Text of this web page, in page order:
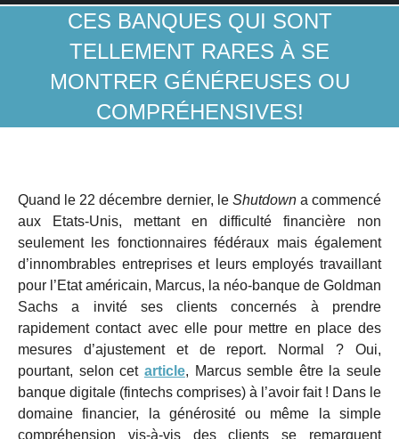
CES BANQUES QUI SONT
TELLEMENT RARES À SE
MONTRER GÉNÉREUSES OU
COMPRÉHENSIVES!
Quand le 22 décembre dernier, le Shutdowna commencé
aux Etats-Unis, mettant en difficulté financière non
seulement les fonctionnaires fédéraux mais également
d’innombrables entreprises et leurs employés travaillant
pour l’Etat américain, Marcus, la néo-banque de Goldman
Sachs a invité ses clients concernés à prendre
rapidement contact avec elle pour mettre en place des
mesures d’ajustement et de report. Normal ? Oui,
pourtant, selon cet article, Marcus semble être la seule
banque digitale (fintechs comprises) à l’avoir fait ! Dans le
domaine financier, la générosité ou même la simple
compréhension vis-à-vis des clients se remarquent